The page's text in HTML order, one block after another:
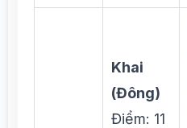
Khai
(Đông)
Điểm: 11